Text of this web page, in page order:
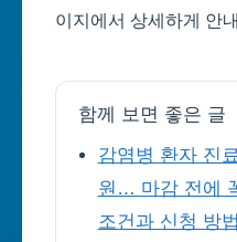
이지에서 상세하게 안
함께 보면 좋은 글
감염병 환자 진
원… 마감 전에
조건과 신청 방